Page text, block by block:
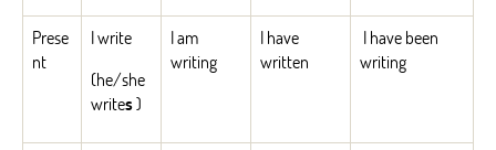
Prese
nt
I write
(he/she
writes)
I am
writing
I have
written
I have been
writing